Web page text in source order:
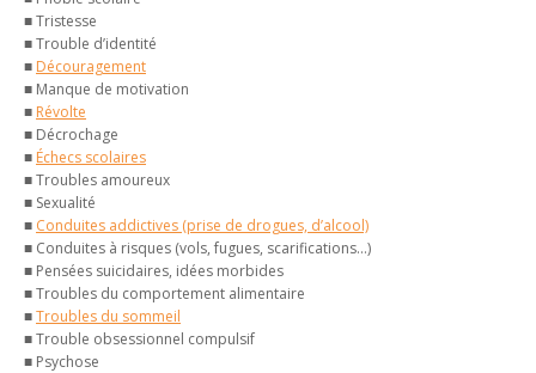
■ Tristesse
■ Trouble d’identité
■ Découragement
■ Manque de motivation
■ Révolte
■ Décrochage
■ Échecs scolaires
■ Troubles amoureux
■ Sexualité
■ Conduites addictives (prise de drogues, d’alcool)
■ Conduites à risques (vols, fugues, scarifications…)
■ Pensées suicidaires, idées morbides
■ Troubles du comportement alimentaire
■Troubles du sommeil
■ Trouble obsessionnel compulsif
■ Psychose